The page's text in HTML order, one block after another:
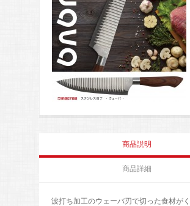
商品説明
商品詳細
波打ち加工のウェーバ刃で切った食材が